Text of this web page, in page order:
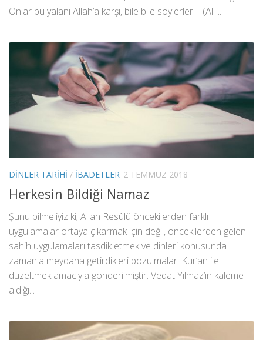
Onlar bu yalanı Allah’a karşı, bile bile söylerler.¨ (Al-i...
DINLER TARIHI / İBADETLER 2 TEMMUZ 2018
Herkesin Bildiği Namaz
Şunu bilmeliyiz ki; Allah Resûlü öncekilerden farklı
uygulamalar ortaya çıkarmak için değil, öncekilerden gelen
sahih uygulamaları tasdik etmek ve dinleri konusunda
zamanla meydana getirdikleri bozulmaları Kur’an ile
düzeltmek amacıyla gönderilmiştir. Vedat Yılmaz’ın kaleme
aldığı...